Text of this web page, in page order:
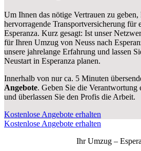
Um Ihnen das nötige Vertrauen zu
hervorragende Transportversicherung für
Esperanza. Kurz gesagt: Ist unser
für Ihren Umzug von Neuss nach
unsere jahrelange Erfahrung und lassen
Neustart in Esperanza planen.
Innerhalb von nur ca. 5 Minuten
Angebote. Geben Sie die Verantwortung
und überlassen Sie den Profis die Arbeit.
Kostenlose Angebote erhalten
Kostenlose Angebote erhalten
Ihr Umzug –